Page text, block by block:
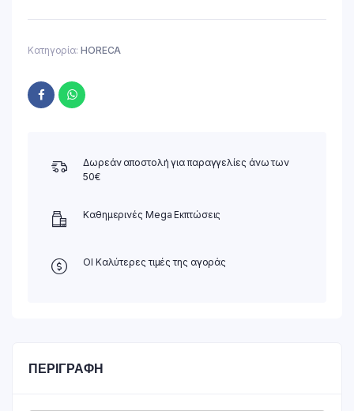
Κατηγορία: HORECA
Δωρεάν αποστολή για παραγγελίες άνω των
50€
Καθημερινές Mega Εκπτώσεις
ΟΙ Καλύτερες τιμές της αγοράς
ΠΕΡΙΓΡΑΦΉ